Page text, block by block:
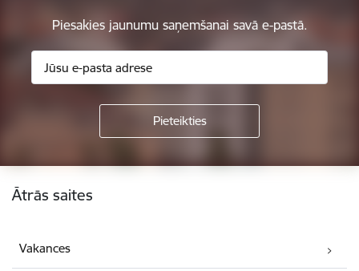
Piesakies jaunumu saņemšanai savā e-pastā.
Ātrās saites
Vakances